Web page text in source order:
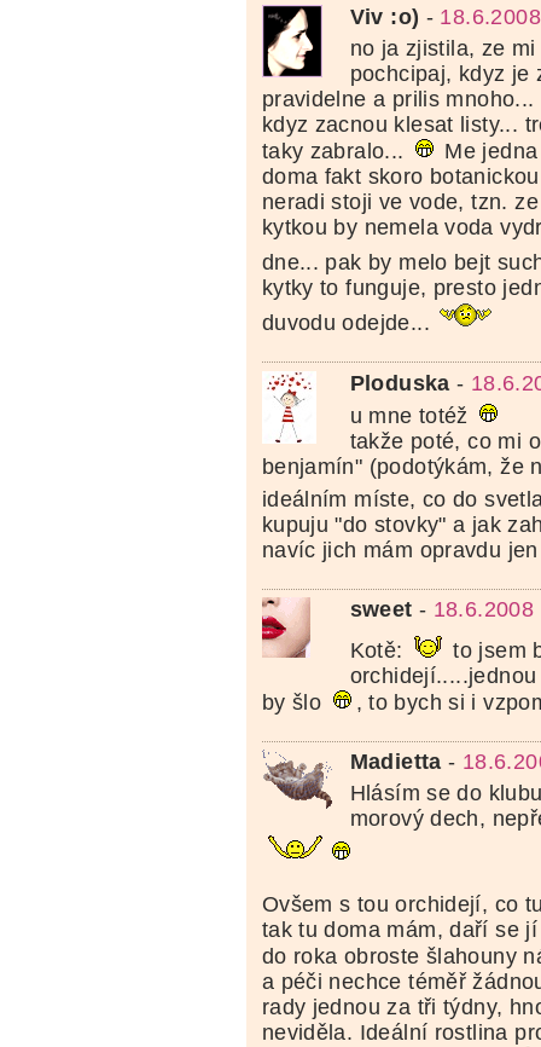
Viv :o) -
no ja zjistila, ze
pochcipaj, kdyz je
pravidelne a prilis
kdyz zacnou klesat listy...
taky zabralo...
Me
doma fakt skoro
neradi stoji ve vode, tzn.
kytkou by nemela voda
dne... pak by melo bejt
kytky to funguje, presto
duvodu odejde...
Ploduska -
u mne totéž
takže poté, co mi
benjamín" (podotýkám, že
ideálním míste, co do
kupuju "do stovky" a jak
navíc jich mám opravdu
sweet - 18.6.2008
Kotě:
to jsem
by šlo
, to bych si i
Madietta -
Hlásím se do
morový dech,
Ovšem s tou orchidejí, co
tak tu doma mám, daří se
do roka obroste šlahouny
a péči nechce téměř
rady jednou za tři týdny,
neviděla. Ideální rostlina